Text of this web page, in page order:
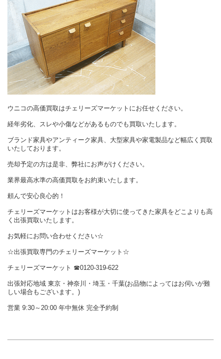
ウニコの高価買取はチェリーズマーケットにお任せください。
経年劣化、スレや小傷などがあるものでも買取いたします。
ブランド家具やアンティーク家具、大型家具や家電製品など幅広く買取
いたしております。
売却予定の方は是非、弊社にお声がけください。
業界最高水準の高価買取をお約束いたします。
頼んで安心良心的！
チェリーズマーケットはお客様が大切に使ってきた家具をどこよりも高
く出張買取いたします。
お気軽にお問い合わせください☆
☆出張買取専門のチェリーズマーケット☆
チェリーズマーケット ☎︎0120-319-622
出張対応地域 東京・神奈川・埼玉・千葉(お品物によってはお伺いが難
しい場合もございます。)
営業 9:30～20:00 年中無休 完全予約制